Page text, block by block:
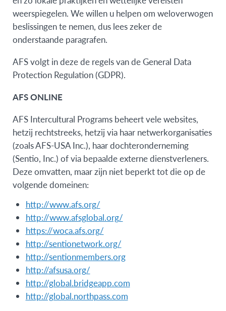
weerspiegelen. We willen u helpen om weloverwogen
beslissingen te nemen, dus lees zeker de
onderstaande paragrafen.
AFS volgt in deze de regels van de General Data
Protection Regulation (GDPR).
AFS ONLINE
AFS Intercultural Programs beheert vele websites,
hetzij rechtstreeks, hetzij via haar netwerkorganisaties
(zoals AFS-USA Inc.), haar dochteronderneming
(Sentio, Inc.) of via bepaalde externe dienstverleners.
Deze omvatten, maar zijn niet beperkt tot die op de
volgende domeinen:
http://www.afs.org/
http://www.afsglobal.org/
https://woca.afs.org/
http://sentionetwork.org/
http://sentionmembers.org
http://afsusa.org/
http://global.bridgeapp.com
http://global.northpass.com